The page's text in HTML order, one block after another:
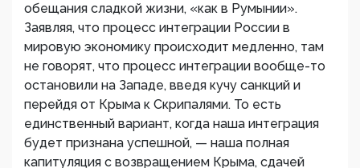
обещания сладкой жизни, «как в Румынии».
Заявляя, что процесс интеграции России в
мировую экономику происходит медленно, там
не говорят, что процесс интеграции вообще-то
остановили на Западе, введя кучу санкций и
перейдя от Крыма к Скрипалями. То есть
единственный вариант, когда наша интеграция
будет признана успешной, — наша полная
капитуляция с возвращением Крыма, сдачей